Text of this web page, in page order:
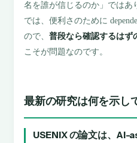
名を誰が信じるのか」では
では、便利さのために
ので、普段なら確認するはず
こそが問題なのです。
最新の研究は何を示し
USENIX の論文は、